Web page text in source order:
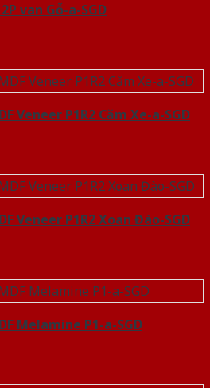
van Gỗ-a-SGD
Veneer P1R2 Căm Xe-a-SGD
Veneer P1R2 Xoan Đào-SGD
Melamine P1-a-SGD